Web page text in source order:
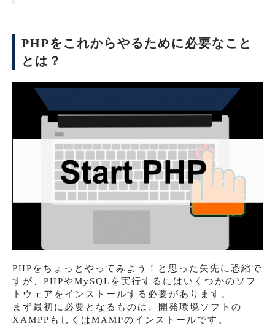
PHPをこれからやるために必要なこと
とは？
PHPをちょっとやってみよう！と思った矢先に恐縮で
すが、PHPやMySQLを実行するにはいくつかのソフ
トウェアをインストールする必要があります。
まず最初に必要となるものは、開発環境ソフトの
XAMPPもしくはMAMPのインストールです。